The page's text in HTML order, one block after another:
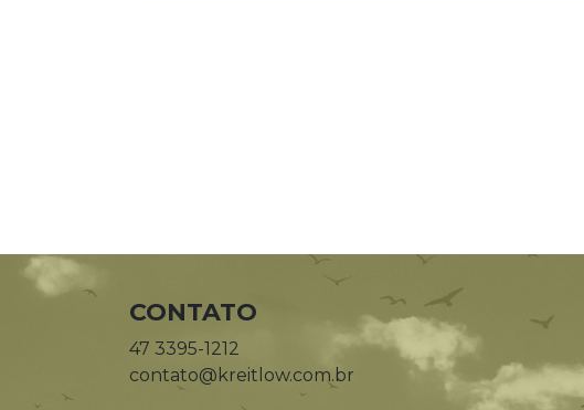
CONTATO
47 3395-1212
contato@kreitlow.com.br